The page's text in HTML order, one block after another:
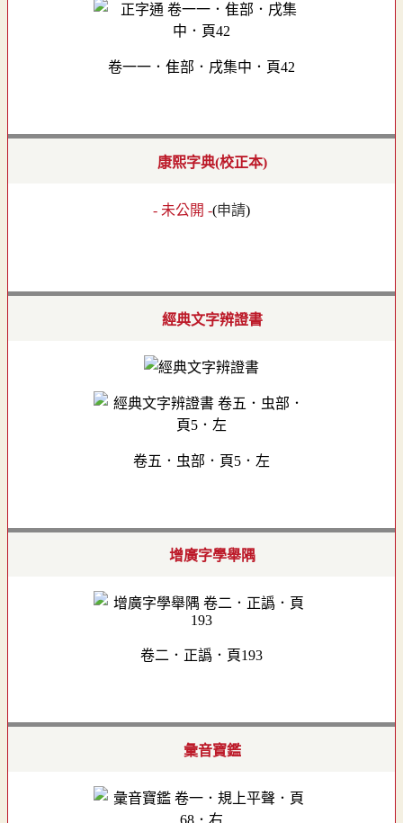
卷一一．隹部．戌集中．頁42
康熙字典(校正本)
- 未公開 -(申請)
經典文字辨證書
卷五．虫部．頁5．左
增廣字學舉隅
卷二．正譌．頁193
彙音寶鑑